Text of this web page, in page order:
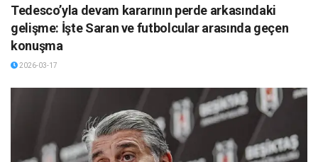
Tedesco’yla devam kararının perde arkasındaki
gelişme: İşte Saran ve futbolcular arasında geçen
konuşma
2026-03-17